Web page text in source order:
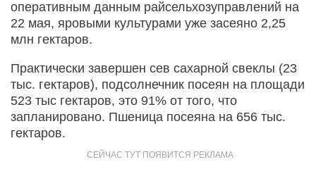
оперативным данным райсельхозуправлений на
22 мая, яровыми культурами уже засеяно 2,25
млн гектаров.
Практически завершен сев сахарной свеклы (23
тыс. гектаров), подсолнечник посеян на площади
523 тыс гектаров, это 91% от того, что
запланировано. Пшеница посеяна на 656 тыс.
гектаров.